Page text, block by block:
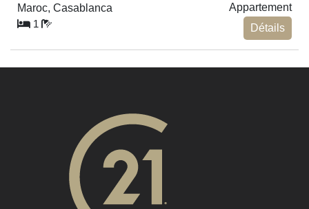
Maroc, Casablanca
Appartement
1
Détails